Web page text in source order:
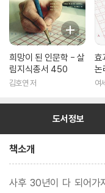
희망이 된 인문학 - 살
림지식총서 450
김호연 저
효
논
여
도서정보
책소개
사후 30년이 다 되어가